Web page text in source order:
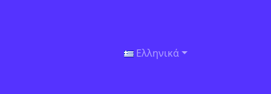
Ελληνικά